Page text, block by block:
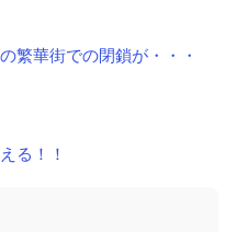
繁華街での閉鎖が・・・
る！！